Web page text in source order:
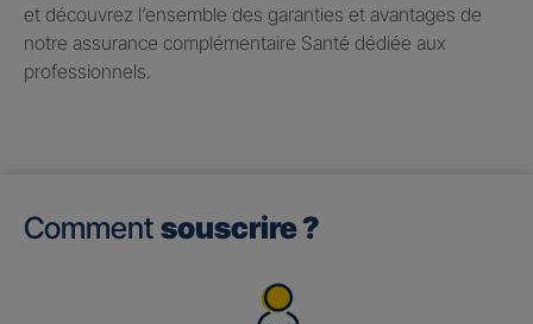
et découvrez l’ensemble des garanties et avantages de
notre assurance complémentaire Santé dédiée aux
professionnels.
Comment souscrire ?